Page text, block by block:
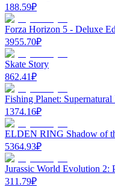
188.59₽
Forza Horizon 5 - Deluxe
3955.70₽
Skate Story
862.41₽
Fishing Planet:
1374.16₽
ELDEN RING Shadow of
5364.93₽
Jurassic World Evolution 2:
311.79₽